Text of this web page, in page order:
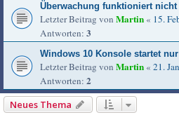
Überwachung funktioniert nicht
Letzter Beitrag von Martin « 15.
Antworten: 3
Windows 10 Konsole startet
Letzter Beitrag von Martin « 21.
Antworten: 2
Neues Thema